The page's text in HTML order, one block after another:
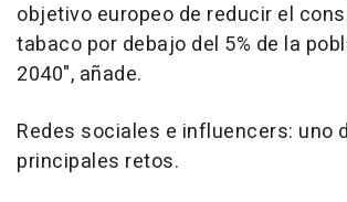
objetivo europeo de reducir el
tabaco por debajo del 5% de la
2040", añade.
Redes sociales e influencers: uno
principales retos.